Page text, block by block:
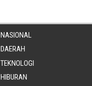
NASIONAL
DAERAH
TEKNOLOGI
HIBURAN